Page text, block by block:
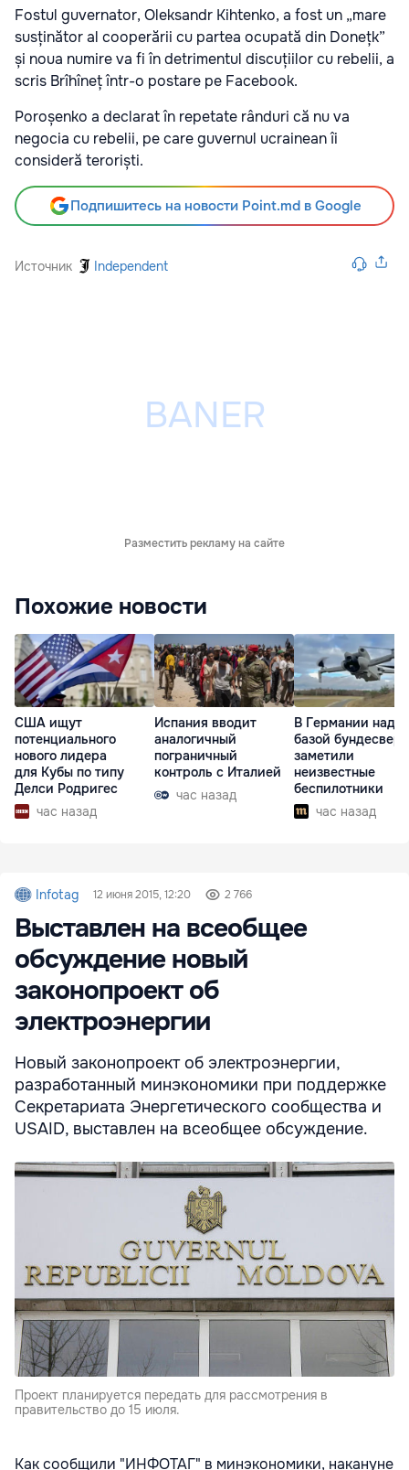
Fostul guvernator, Oleksandr Kihtenko, a fost un „mare
susținător al cooperării cu partea ocupată din Donețk”
și noua numire va fi în detrimentul discuțiilor cu rebelii, a
scris Brîhîneț într-o postare pe Facebook.
Poroșenko a declarat în repetate rânduri că nu va
negocia cu rebelii, pe care guvernul ucrainean îi
consideră teroriști.
Подпишитесь на новости Point.md в Google
Источник Independent
Разместить рекламу на сайте
Похожие новости
США ищут
потенциального
нового лидера
для Кубы по типу
Делси Родригес
час назад
Испания вводит
аналогичный
пограничный
контроль с Италией
час назад
В Германии над
базой бундесвера
заметили
неизвестные
беспилотники
час назад
Infotag 12 июня 2015, 12:20 2 766
Выставлен на всеобщее
обсуждение новый
законопроект об
электроэнергии
Новый законопроект об электроэнергии,
разработанный минэкономики при поддержке
Секретариата Энергетического сообщества и
USAID, выставлен на всеобщее обсуждение.
Проект планируется передать для рассмотрения в
правительство до 15 июля.
Как сообщили "ИНФОТАГ" в минэкономики, накануне